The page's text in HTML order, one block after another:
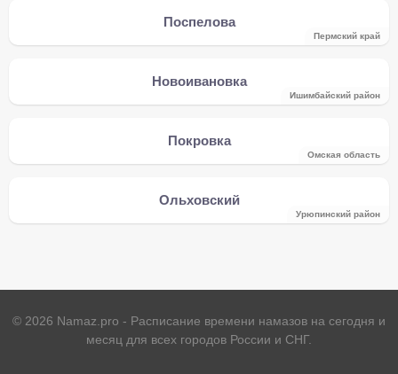
Поспелова
Пермский край
Новоивановка
Ишимбайский район
Покровка
Омская область
Ольховский
Урюпинский район
© 2026 Namaz.pro - Расписание времени намазов на сегодня и
месяц для всех городов России и СНГ.